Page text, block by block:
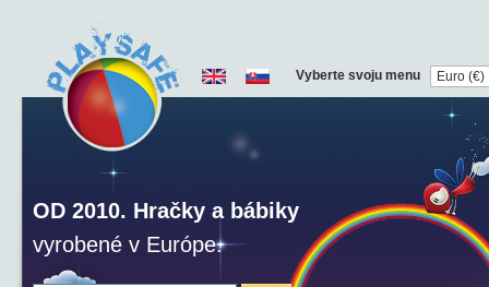
OD 2010. Hračky a bábiky
vyrobené v Európe.
Vyberte svoju menu